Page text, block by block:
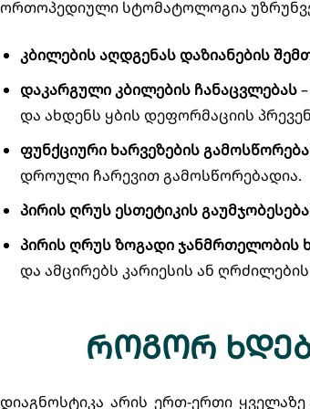
ორთოპედიული სტომატოლოგია
კბილების აღდგენას დაზიანების
დაკარგული კბილების ჩანაცვლებას
და ახდენს ყბის დეფორმაციის
ფუნქციური ხარვეზების
დროული ჩარევით გამოსწორებადია.
პირის ღრუს ესთეტიკის
პირის ღრუს ზოგადი ჯანმრთელობის
და ამცირებს კარიესის ან
როგორ
დიაგნოსტიკა არის ერთ-ერთი